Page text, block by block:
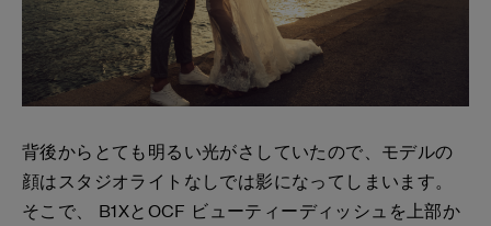
背後からとても明るい光がさしていたので、モデルの
顔はスタジオライトなしでは影になってしまいます。
そこで、 B1XとOCF ビューティーディッシュを上部か